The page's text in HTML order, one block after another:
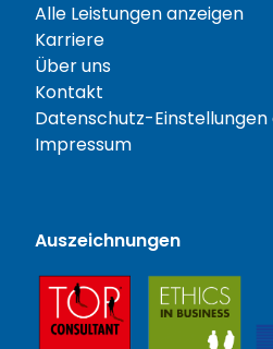
Alle Leistungen anzeigen
Karriere
Über uns
Kontakt
Datenschutz-Einstellungen
Impressum
Auszeichnungen